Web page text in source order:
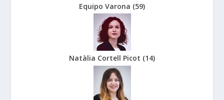
Equipo Varona (59)
Natàlia Cortell Picot (14)